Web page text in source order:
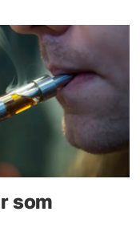
som